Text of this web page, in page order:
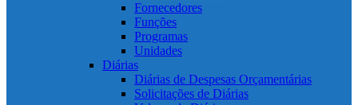
Fornecedores
Funções
Programas
Unidades
Diárias
Diárias de Despesas Orçamentárias
Solicitações de Diárias